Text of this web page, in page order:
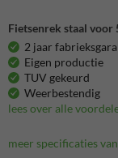
Fietsenrek staal voor
2 jaar
Eigen productie
TUV gekeurd
Weerbestendig
lees over alle
meer specificaties